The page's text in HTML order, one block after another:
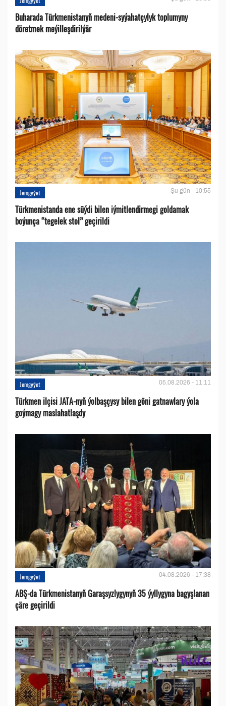
Buharada Türkmenistanyň medeni-syýahatçylyk toplumyny
döretmek meýilleşdirilýär
Jemgyýet Şu gün - 10:55
Türkmenistanda ene süýdi bilen iýmitlendirmegi goldamak
boýunça “tegelek stol” geçirildi
Jemgyýet 05.08.2026 - 11:11
Türkmen ilçisi JATA-nyň ýolbaşçysy bilen göni gatnawlary ýola
goýmagy maslahatlaşdy
Jemgyýet 04.08.2026 - 17:38
ABŞ-da Türkmenistanyň Garaşsyzlygynyň 35 ýyllygyna bagyşlanan
çäre geçirildi